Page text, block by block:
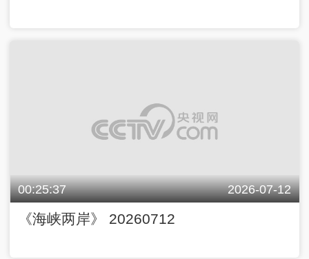
00:25:37 2026-07-12
《海峡两岸》 20260712